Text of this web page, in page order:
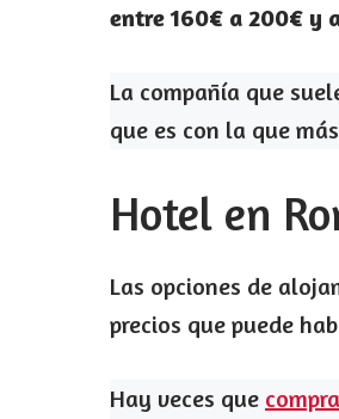
entre 160€ a 200€ y
La compañía que
que es con la que
Hotel en
Las opciones de
precios que puede
Hay veces que